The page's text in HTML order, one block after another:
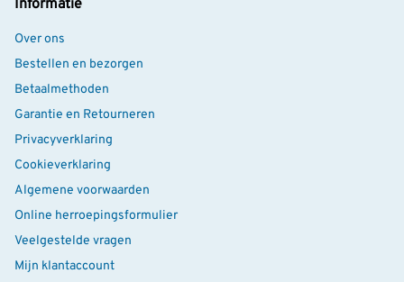
Informatie
Over ons
Bestellen en bezorgen
Betaalmethoden
Garantie en Retourneren
Privacyverklaring
Cookieverklaring
Algemene voorwaarden
Online herroepingsformulier
Veelgestelde vragen
Mijn klantaccount